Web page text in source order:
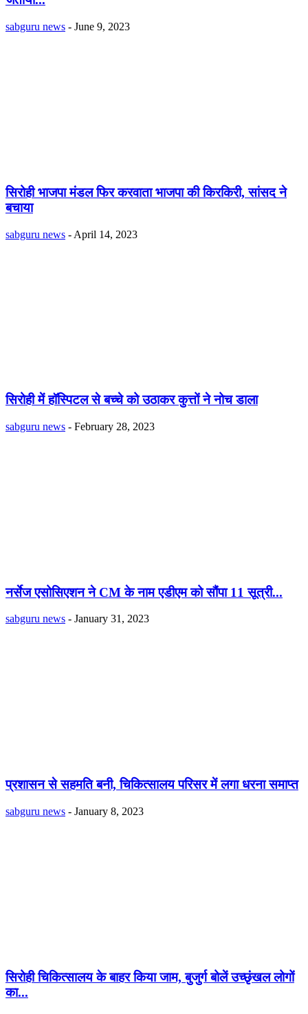
sabguru news - June 9, 2023
सिरोही भाजपा मंडल फिर करवाता भाजपा की किरकिरी, सांसद ने
बचाया
sabguru news - April 14, 2023
सिरोही में हॉस्पिटल से बच्चे को उठाकर कुत्तों ने नोच डाला
sabguru news - February 28, 2023
नर्सेज एसोसिएशन ने CM के नाम एडीएम को सौंपा 11 सूत्री...
sabguru news - January 31, 2023
प्रशासन से सहमति बनी, चिकित्सालय परिसर में लगा धरना समाप्त
sabguru news - January 8, 2023
सिरोही चिकित्सालय के बाहर किया जाम, बुजुर्ग बोलें उच्छृंखल लोगों
का...